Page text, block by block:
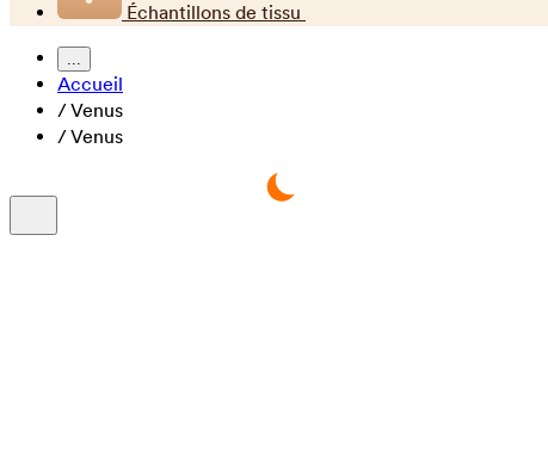
Échantillons de tissu
...
Accueil
/Venus
/Venus